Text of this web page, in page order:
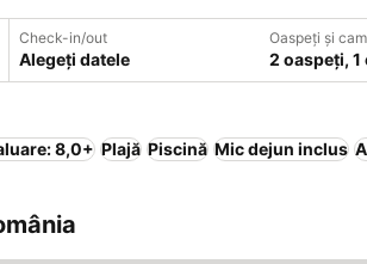
Check-in/out
Alegeți datele
Oaspeți și
2 oaspeți, 1
8,0+ Plajă Piscină Mic dejun inclus